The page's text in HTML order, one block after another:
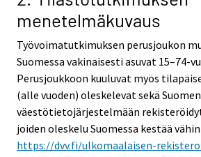
menetelmäkuvaus
Työvoimatutkimuksen perusjoukon
Suomessa vakinaisesti asuvat 15–74-
Perusjoukkoon kuuluvat myös
(alle vuoden) oleskelevat sekä Suomen
väestötietojärjestelmään
joiden oleskelu Suomessa kestää
https://dvv.fi/ulkomaalaisen-